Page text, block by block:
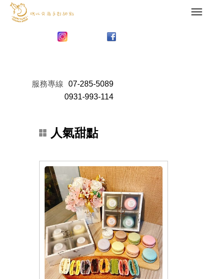
服務專線
07-285-5089
0931-993-114
人氣甜點